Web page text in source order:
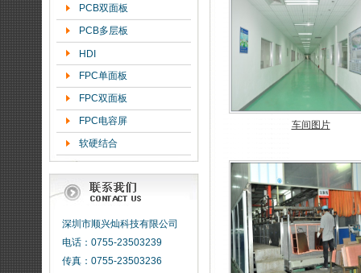
PCB双面板
PCB多层板
HDI
FPC单面板
FPC双面板
FPC电容屏
软硬结合
深圳市顺兴灿科技有限公司
电话：0755-23503239
传真：0755-23503236
车间图片